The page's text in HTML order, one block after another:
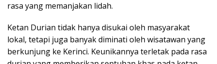
rasa yang memanjakan lidah.
Ketan Durian tidak hanya disukai oleh masyarakat
lokal, tetapi juga banyak diminati oleh wisatawan yang
berkunjung ke Kerinci. Keunikannya terletak pada rasa